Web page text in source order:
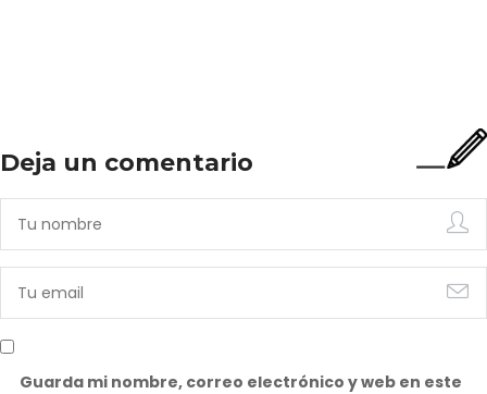
Deja un comentario
Guarda mi nombre, correo electrónico y web en este